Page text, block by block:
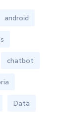
android
chatbot
Data